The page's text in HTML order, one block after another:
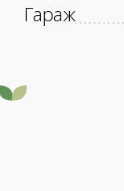
Гараж